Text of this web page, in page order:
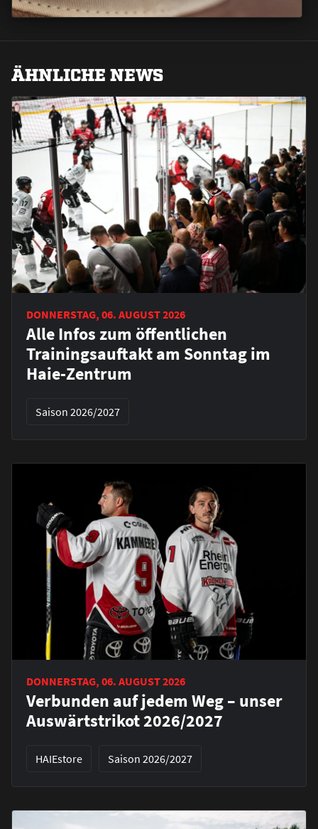
ÄHNLICHE NEWS
DONNERSTAG, 06. AUGUST 2026
Alle Infos zum öffentlichen
Trainingsauftakt am Sonntag im
Haie-Zentrum
Saison 2026/2027
DONNERSTAG, 06. AUGUST 2026
Verbunden auf jedem Weg – unser
Auswärtstrikot 2026/2027
HAIEstore Saison 2026/2027